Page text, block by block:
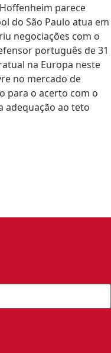
parece
do São Paulo atua em
negociações com o
português de 31
na Europa neste
no mercado de
para o acerto com o
adequação ao teto